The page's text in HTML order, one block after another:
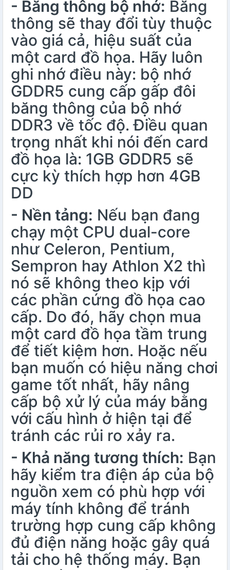
- Băng thông bộ nhớ: Băng
thông sẽ thay đổi tùy thuộc
vào giá cả, hiệu suất của
một card đồ họa. Hãy luôn
ghi nhớ điều này: bộ nhớ
GDDR5 cung cấp gấp đôi
băng thông của bộ nhớ
DDR3 về tốc độ. Điều quan
trọng nhất khi nói đến card
đồ họa là: 1GB GDDR5 sẽ
cực kỳ thích hợp hơn 4GB
DD
- Nền tảng: Nếu bạn đang
chạy một CPU dual-core
như Celeron, Pentium,
Sempron hay Athlon X2 thì
nó sẽ không theo kịp với
các phần cứng đồ họa cao
cấp. Do đó, hãy chọn mua
một card đồ họa tầm trung
để tiết kiệm hơn. Hoặc nếu
bạn muốn có hiệu năng chơi
game tốt nhất, hãy nâng
cấp bộ xử lý của máy bằng
với cấu hình ở hiện tại để
tránh các rủi ro xảy ra.
- Khả năng tương thích: Bạn
hãy kiểm tra điện áp của bộ
nguồn xem có phù hợp với
máy tính không để tránh
trường hợp cung cấp không
đủ điện năng hoặc gây quá
tải cho hệ thống máy. Bạn